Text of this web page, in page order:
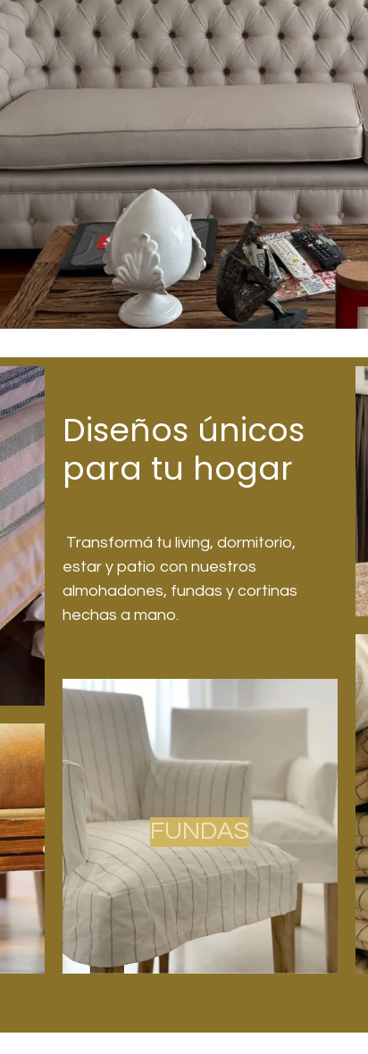
Diseños únicos
para tu hogar
Transformá tu living, dormitorio,
estar y patio con nuestros
almohadones, fundas y cortinas
hechas a mano.
FUNDAS